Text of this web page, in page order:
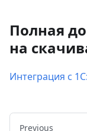
Полная
на
Интеграция с
Previous